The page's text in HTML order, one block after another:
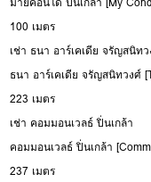
100 เมตร
เช่า ธนา อาร์เคเดีย จรัญสนิท
ธนา อาร์เคเดีย จรัญสนิทวงศ์
223 เมตร
เช่า คอมมอนเวลธ์ ปิ่นเกล้า
คอมมอนเวลธ์ ปิ่นเกล้า
237 เมตร